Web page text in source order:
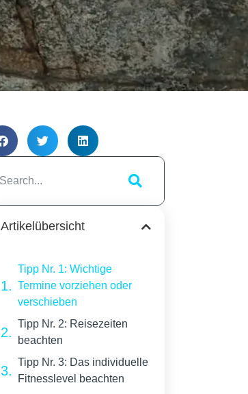
Artikelübersicht
Tipp Nr. 1: Wichtige
Termine vorziehen oder
verschieben
Tipp Nr. 2: Reisezeiten
beachten
Tipp Nr. 3: Das individuelle
Fitnesslevel beachten